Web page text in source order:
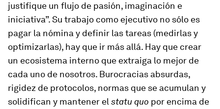
justifique un flujo de pasión, imaginación e
iniciativa”. Su trabajo como ejecutivo no sólo es
pagar la nómina y definir las tareas (medirlas y
optimizarlas), hay que ir más allá. Hay que crear
un ecosistema interno que extraiga lo mejor de
cada uno de nosotros. Burocracias absurdas,
rigidez de protocolos, normas que se acumulan y
solidifican y mantener el statu quo por encima de